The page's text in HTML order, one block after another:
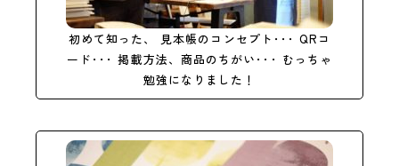
初めて知った、
見本帳のコンセプト･･･ QRコ
ード･･･ 掲載方法、商品のちがい･･･ むっちゃ
勉強になりました！